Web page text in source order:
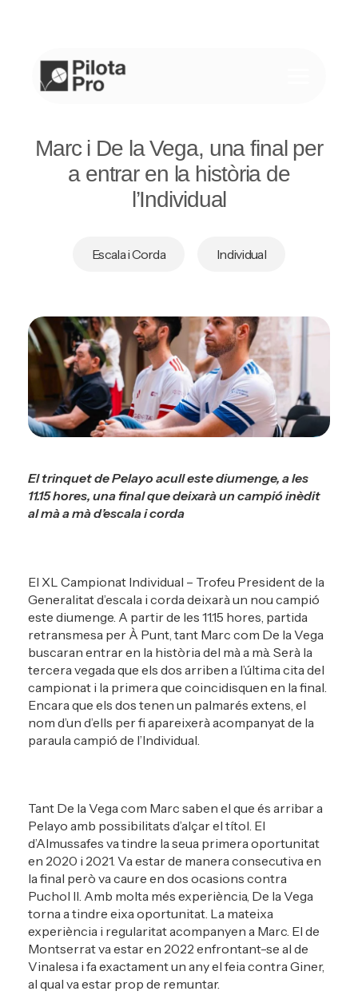
contenido
Marc i De la Vega, una final per
a entrar en la història de
l’Individual
Escala i Corda Individual
El trinquet de Pelayo acull este diumenge, a les
11.15 hores, una final que deixarà un campió inèdit
al mà a mà d’escala i corda
El XL Campionat Individual – Trofeu President de la
Generalitat d’escala i corda deixarà un nou campió
este diumenge. A partir de les 11.15 hores, partida
retransmesa per À Punt, tant Marc com De la Vega
buscaran entrar en la història del mà a mà. Serà la
tercera vegada que els dos arriben a l’última cita del
campionat i la primera que coincidisquen en la final.
Encara que els dos tenen un palmarés extens, el
nom d’un d’ells per fi apareixerà acompanyat de la
paraula campió de l’Individual.
Tant De la Vega com Marc saben el que és arribar a
Pelayo amb possibilitats d’alçar el títol. El
d’Almussafes va tindre la seua primera oportunitat
en 2020 i 2021. Va estar de manera consecutiva en
la final però va caure en dos ocasions contra
Puchol II. Amb molta més experiència, De la Vega
torna a tindre eixa oportunitat. La mateixa
experiència i regularitat acompanyen a Marc. El de
Montserrat va estar en 2022 enfrontant-se al de
Vinalesa i fa exactament un any el feia contra Giner,
al qual va estar prop de remuntar.